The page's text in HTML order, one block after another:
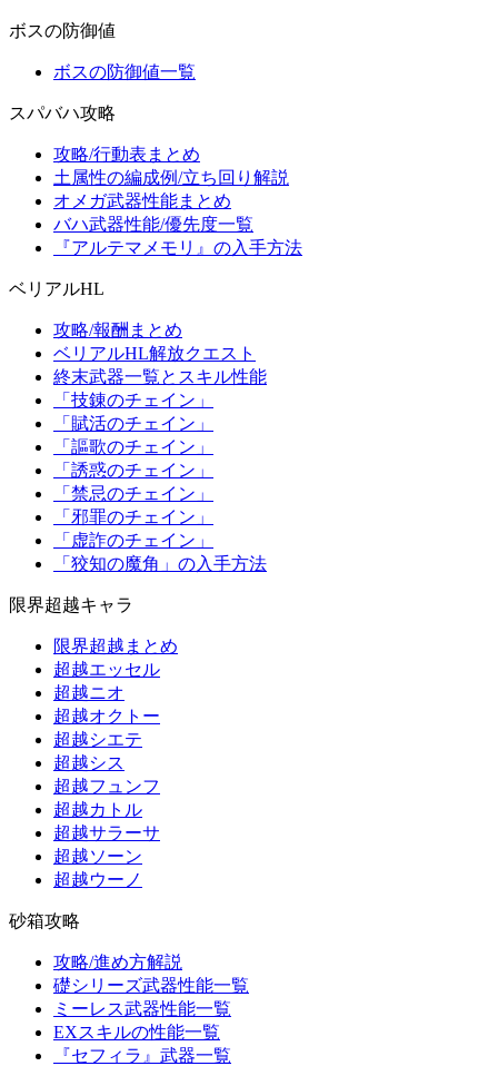
ボスの防御値
ボスの防御値一覧
スパバハ攻略
攻略/行動表まとめ
土属性の編成例/立ち回り解説
オメガ武器性能まとめ
バハ武器性能/優先度一覧
『アルテマメモリ』の入手方法
ベリアルHL
攻略/報酬まとめ
ベリアルHL解放クエスト
終末武器一覧とスキル性能
「技錬のチェイン」
「賦活のチェイン」
「謳歌のチェイン」
「誘惑のチェイン」
「禁忌のチェイン」
「邪罪のチェイン」
「虚詐のチェイン」
「狡知の魔角」の入手方法
限界超越キャラ
限界超越まとめ
超越エッセル
超越ニオ
超越オクトー
超越シエテ
超越シス
超越フュンフ
超越カトル
超越サラーサ
超越ソーン
超越ウーノ
砂箱攻略
攻略/進め方解説
礎シリーズ武器性能一覧
ミーレス武器性能一覧
EXスキルの性能一覧
『セフィラ』武器一覧